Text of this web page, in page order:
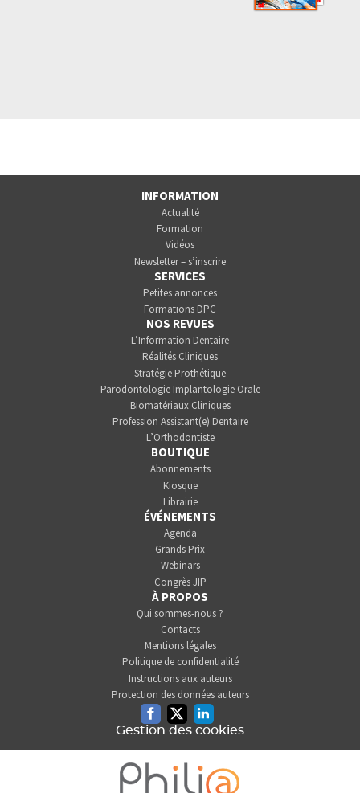
INFORMATION
Actualité
Formation
Vidéos
Newsletter – s’inscrire
SERVICES
Petites annonces
Formations DPC
NOS REVUES
L’Information Dentaire
Réalités Cliniques
Stratégie Prothétique
Parodontologie Implantologie Orale
Biomatériaux Cliniques
Profession Assistant(e) Dentaire
L’Orthodontiste
BOUTIQUE
Abonnements
Kiosque
Librairie
ÉVÉNEMENTS
Agenda
Grands Prix
Webinars
Congrès JIP
À PROPOS
Qui sommes-nous ?
Contacts
Mentions légales
Politique de confidentialité
Instructions aux auteurs
Protection des données auteurs
FacebookTwitterLinkedin
Gestion des cookies